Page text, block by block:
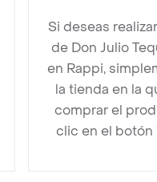
Si deseas
de Don Julio
en Rappi,
la tienda en la
comprar el
clic en el botón